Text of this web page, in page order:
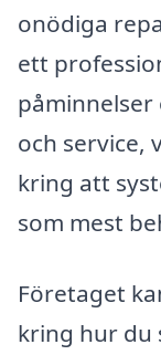
onödiga
ett
och service,
kring att
som mest
Företaget
kring hur du